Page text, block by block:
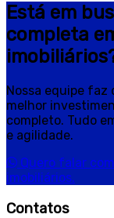
Está em
completa
Nossa equipe faz
melhor
completo. Tudo
e agilidade.
Quero falar
imobiliários.
Contatos